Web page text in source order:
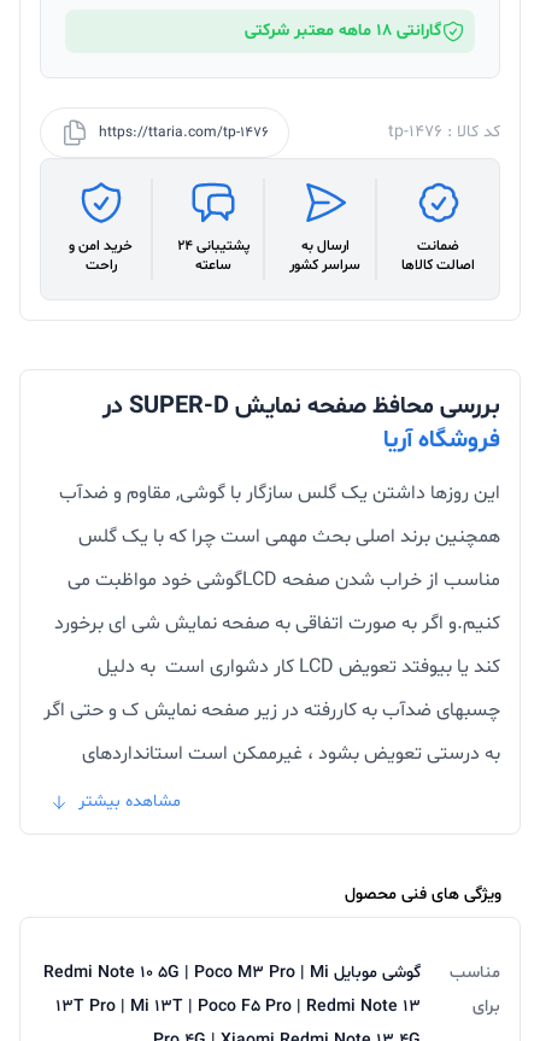
گارانتی 18 ماهه معتبر شرکتی
کد کالا : tp-1476 https://ttaria.com/tp-1476
ضمانت
اصالت کالاها
ارسال به
سراسر کشور
پشتیبانی 24
ساعته
خرید امن و
راحت
بررسی محافظ صفحه نمایش SUPER-D در
فروشگاه آریا
این روزها داشتن یک گلس سازگار با گوشی, مقاوم و ضدآب
همچنین برند اصلی بحث مهمی است چرا که با یک گلس
مناسب از خراب شدن صفحه LCDگوشی خود مواظبت می
کنیم.و اگر به صورت اتفاقی به صفحه نمایش شی ای برخورد
کند یا بیوفتد تعویض LCD کار دشواری است به دلیل
چسبهای ضدآب به کاررفته در زیر صفحه نمایش ک و حتی اگر
به درستی تعویض بشود ، غیرممکن است استانداردهای
ضدآب و رطوبت آن مانند روز اول از نفوذ رطوبت به
مادربردگوشی جلوگیری کند.پس بهترین راه حل و ارزانترین
راهکار استفاده از یک گلس یا محافظ صفحه نمایش است.
یا تمپرد بالا ، تحمل 2.5 کیلوگرم از فاصله 35 سانتی متری و
ساخته شده از شیشه حرارت دیده و مقاوم میباشد.
مشاهده بیشتر
ویژگی های فنی محصول
مناسب
برای
گوشی موبایل Redmi Note 10 5G | Poco M3 Pro | Mi
13T Pro | Mi 13T | Poco F5 Pro | Redmi Note 13